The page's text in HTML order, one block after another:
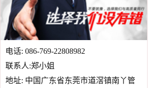
电话: 086-769-22808982
联系人:郑小姐
地址: 中国广东省东莞市道滘镇南丫管